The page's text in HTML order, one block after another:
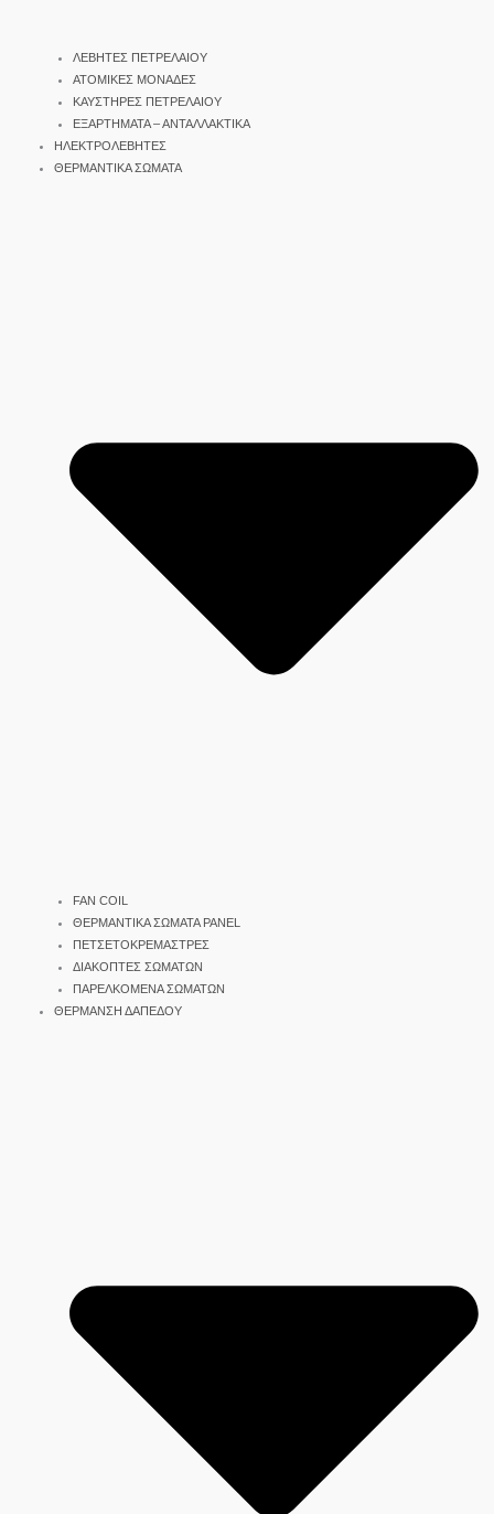
ΛΕΒΗΤΕΣ ΠΕΤΡΕΛΑΙΟΥ
ΑΤΟΜΙΚΕΣ ΜΟΝΑΔΕΣ
ΚΑΥΣΤΗΡΕΣ ΠΕΤΡΕΛΑΙΟΥ
ΕΞΑΡΤΗΜΑΤΑ – ΑΝΤΑΛΛΑΚΤΙΚΑ
ΗΛΕΚΤΡΟΛΕΒΗΤΕΣ
ΘΕΡΜΑΝΤΙΚΑ ΣΩΜΑΤΑ
FAN COIL
ΘΕΡΜΑΝΤΙΚΑ ΣΩΜΑΤΑ PANEL
ΠΕΤΣΕΤΟΚΡΕΜΑΣΤΡΕΣ
ΔΙΑΚΟΠΤΕΣ ΣΩΜΑΤΩΝ
ΠΑΡΕΛΚΟΜΕΝΑ ΣΩΜΑΤΩΝ
ΘΕΡΜΑΝΣΗ ΔΑΠΕΔΟΥ